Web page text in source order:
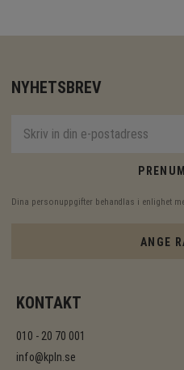
NYHETSBREV
Dina personuppgifter behandlas i enlighet
ANGE
KONTAKT
010 - 20 70 001
info@kpln.se